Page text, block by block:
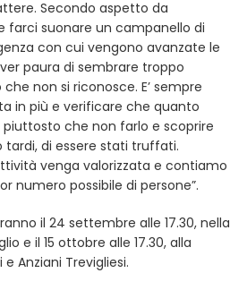
Secondo aspetto da
farci suonare un campanello di
con cui vengono avanzate le
paura di sembrare troppo
non si riconosce. E’ sempre
in più e verificare che quanto
che non farlo e scoprire
di essere stati truffati.
venga valorizzata e contiamo
numero possibile di persone”.
il 24 settembre alle 17.30, nella
e il 15 ottobre alle 17.30, alla
Anziani Trevigliesi.